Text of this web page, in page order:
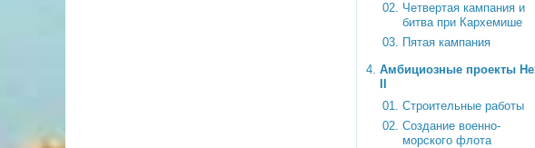
Четвертая кампания и
битва при Кархемише
Пятая кампания
Амбициозные проекты
Строительные работы
Создание военно-
морского флота